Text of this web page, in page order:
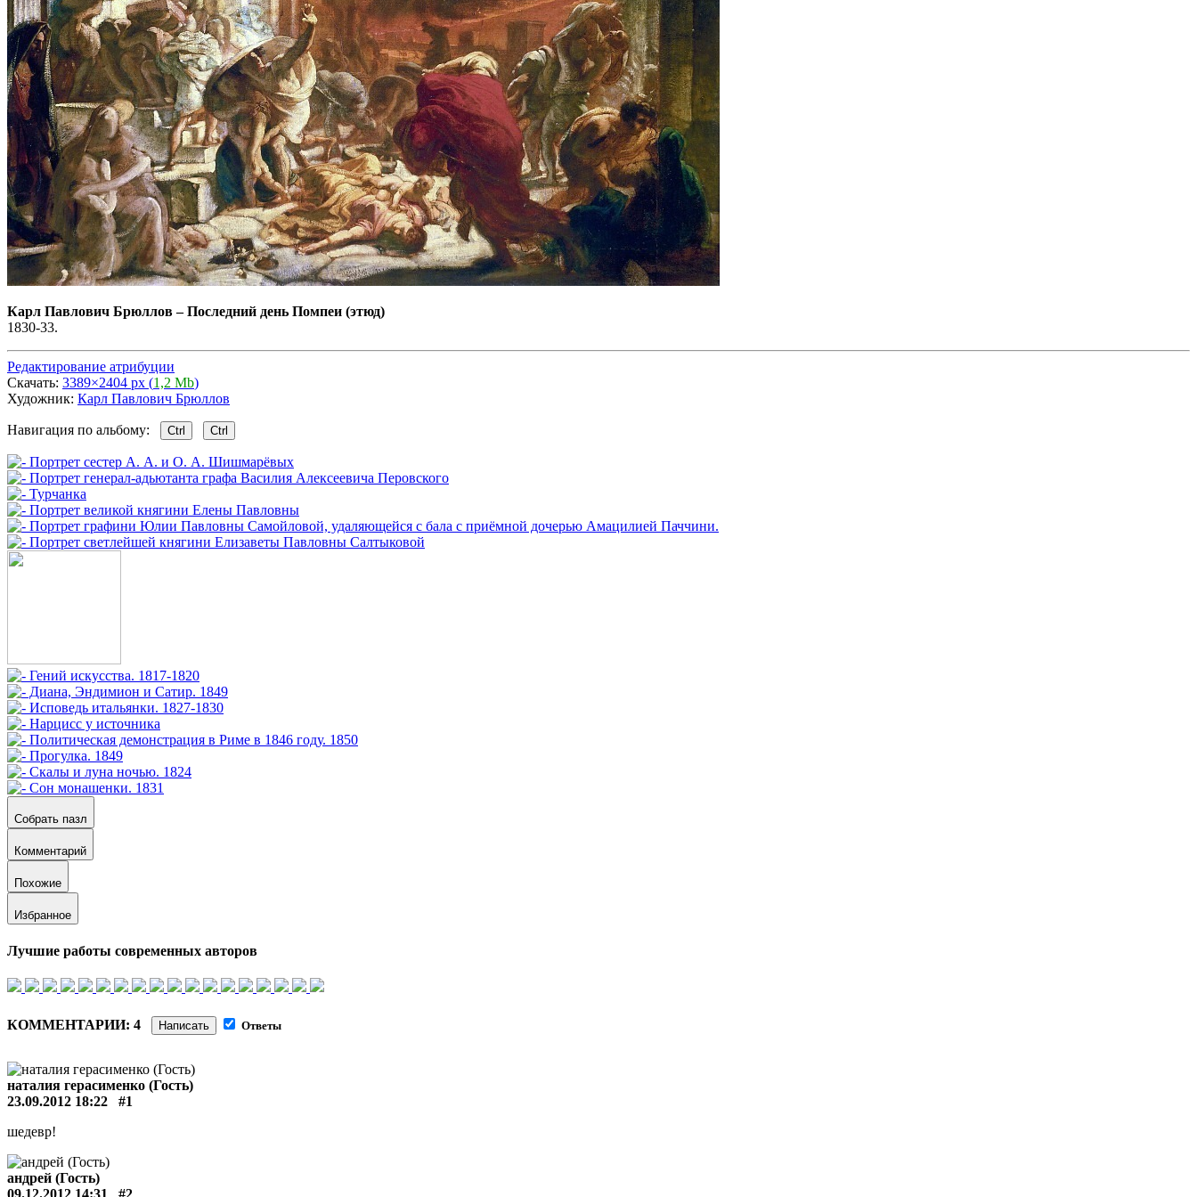
Карл Павлович Брюллов–Последний день Помпеи (этюд)
1830-33.
Редактирование атрибуции
Скачать: 3389×2404 px (1,2 Mb)
Художник: Карл Павлович Брюллов
Навигация по альбому: Ctrl Ctrl
Собрать пазл
Комментарий
Похожие
Избранное
Лучшие работы современных авторов
КОММЕНТАРИИ: 4 Написать Ответы
наталия герасименко (Гость)
23.09.2012 18:22
#1
шедевр!
андрей (Гость)
09.12.2012 14:31
#2